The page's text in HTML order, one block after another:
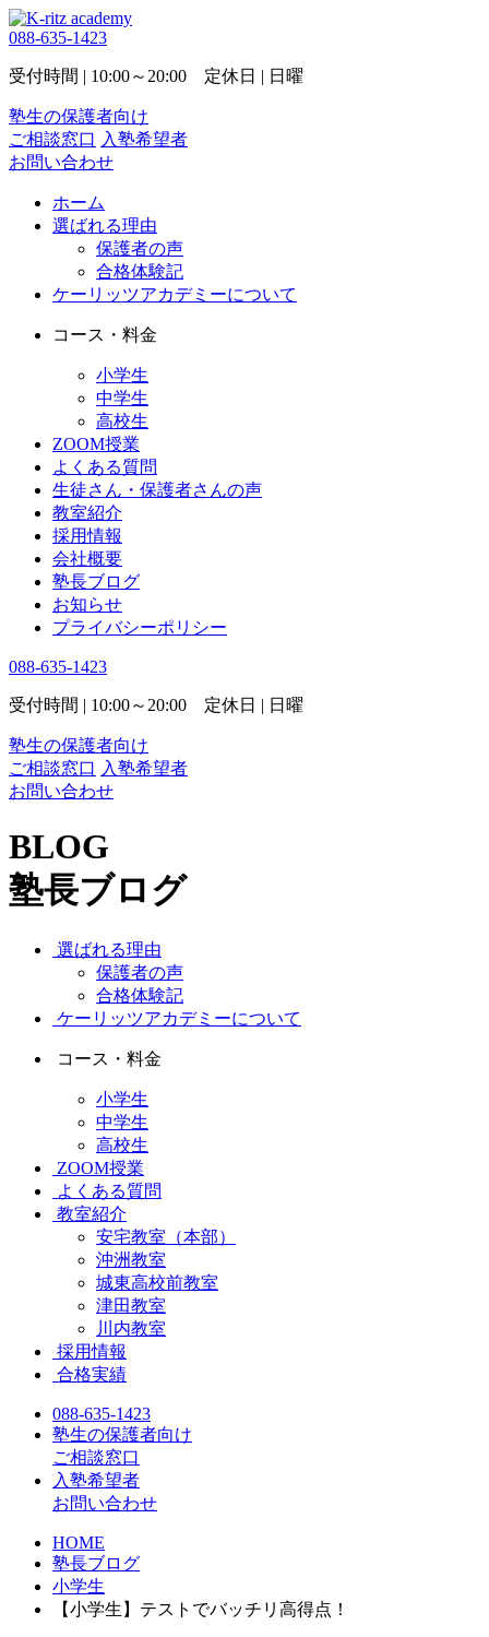
088-635-1423
受付時間 | 10:00～20:00 定休日 | 日曜
塾生の保護者向け
ご相談窓口 入塾希望者
お問い合わせ
ホーム
選ばれる理由
保護者の声
合格体験記
ケーリッツアカデミーについて
コース・料金
小学生
中学生
高校生
ZOOM授業
よくある質問
生徒さん・保護者さんの声
教室紹介
採用情報
会社概要
塾長ブログ
お知らせ
プライバシーポリシー
088-635-1423
受付時間 | 10:00～20:00 定休日 | 日曜
塾生の保護者向け
ご相談窓口 入塾希望者
お問い合わせ
BLOG
塾長ブログ
選ばれる理由
保護者の声
合格体験記
ケーリッツアカデミーについて
コース・料金
小学生
中学生
高校生
ZOOM授業
よくある質問
教室紹介
安宅教室（本部）
沖洲教室
城東高校前教室
津田教室
川内教室
採用情報
合格実績
088-635-1423
塾生の保護者向け
ご相談窓口
入塾希望者
お問い合わせ
HOME
塾長ブログ
小学生
【小学生】テストでバッチリ高得点！